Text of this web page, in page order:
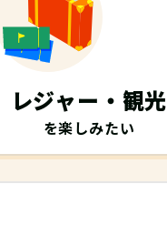
レジャー・観光
を楽しみたい